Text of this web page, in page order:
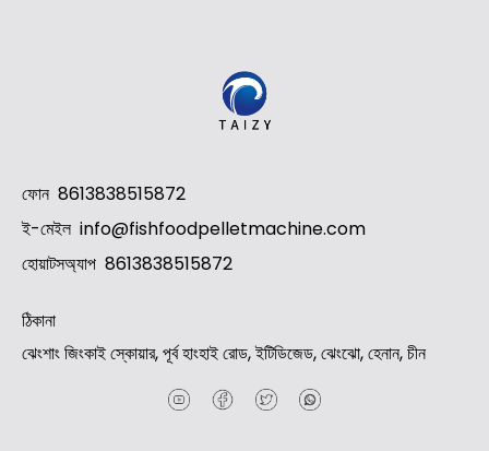
ফোন 8613838515872
ই-মেইল info@fishfoodpelletmachine.com
হোয়াটসঅ্যাপ 8613838515872
ঠিকানা
ঝেংশাং জিংকাই স্কোয়ার, পূর্ব হাংহাই রোড, ইটিডিজেড, ঝেংঝো, হেনান, চীন